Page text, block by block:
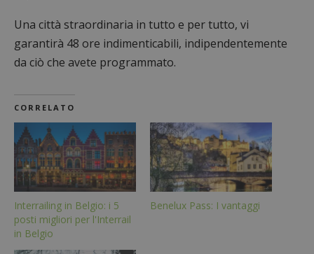
Una città straordinaria in tutto e per tutto, vi
garantirà 48 ore indimenticabili, indipendentemente
da ciò che avete programmato.
CORRELATO
Interrailing in Belgio: i 5
posti migliori per l'Interrail
in Belgio
Benelux Pass: I vantaggi